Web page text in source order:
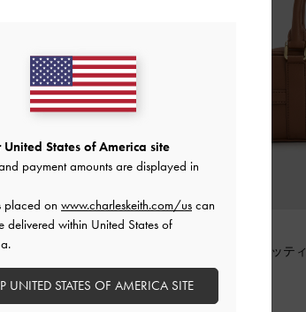
ティー ボウリングバッグ-ブラッ
Scottie スコッ
レート
¥ 14,900
States of America site
payment amounts are displayed in
placed on www.charleskeith.com/us can
delivered within United States of
UNITED STATES OF AMERICA SITE